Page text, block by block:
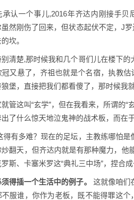
承认一个事儿,2016年齐达内刚接手
然刚伤了回来，但状态起伏不定，J
坎。
清楚,那时候我和几个哥们儿在楼下
又悬了，齐祖也就是个名宿，执教
堡，直接把我们都看傻了，那时候我
管这叫“玄学”，但在我看来，所谓的
了什么惊天地泣鬼神的战术板，而在
得有多难？现在的足坛，主教练哪怕
翻天，但齐达内就是有那种魔力，他
斯、卡塞米罗这“典礼三中场”，捏合成
得插一个生活中的例子。
这就像咱们
服谁，你作为老板，既不能得罪这